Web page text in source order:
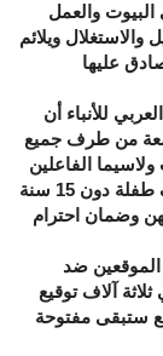
والعمل
ويلائم
عليها
للأنباء أن
من طرف جميع
الفاعلين
في مجال الطفولة بضرورة انتشال حوالي 60 ألف طفلة دون 15 سنة
وضمان احترام
ضد
آلاف توقيع
ستبقى مفتوحة